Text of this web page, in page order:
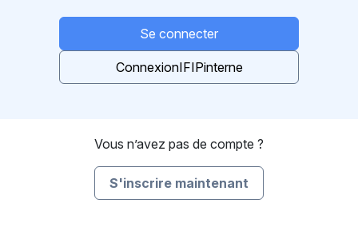
Se connecter
IFIP
Vous n’avez pas de compte ?
S'inscrire maintenant